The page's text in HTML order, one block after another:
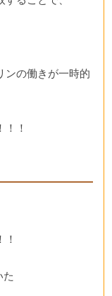
ンの働きが一時的
！
た